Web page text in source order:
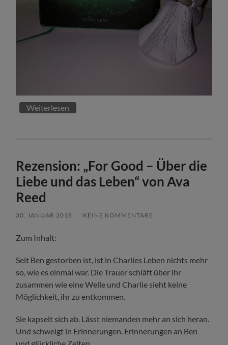
Weiterlesen
Rezension: „For Good – Über die
Liebe und das Leben“ von Ava
Reed
30. JANUAR 2018 KEINE KOMMENTARE
Zum Inhalt:
Seit Ben gestorben ist, ist in Charlies Leben nichts mehr
so, wie es einmal war. Die Trauer schläft über ihr
zusammen wie eine Welle und Charlie sieht keine
Möglichkeit, ihr zu entkommen.
Sie kapselt sich ab. Lässt niemanden mehr an sich heran.
Und schwelgt in Erinnerungen. Erinnerungen an Ben